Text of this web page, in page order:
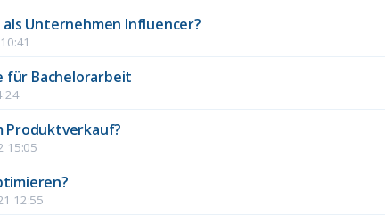
Unternehmen Influencer?
für Bachelorarbeit
Produktverkauf?
15:05
12:55